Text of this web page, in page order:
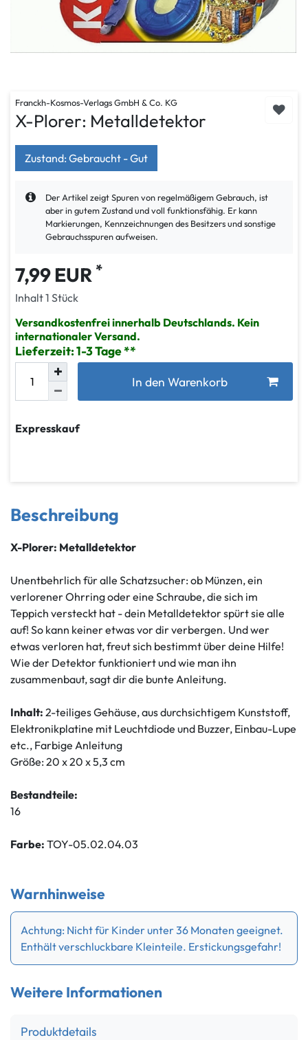
Franckh-Kosmos-Verlags GmbH & Co. KG
X-Plorer: Metalldetektor
Zustand: Gebraucht - Gut
Der Artikel zeigt Spuren von regelmäßigem Gebrauch, ist
aber in gutem Zustand und voll funktionsfähig. Er kann
Markierungen, Kennzeichnungen des Besitzers und sonstige
Gebrauchsspuren aufweisen.
7,99 EUR *
Inhalt1 Stück
Versandkostenfrei innerhalb Deutschlands. Kein
internationaler Versand.
Lieferzeit: 1-3 Tage
In den Warenkorb
Expresskauf
Beschreibung
X-Plorer: Metalldetektor
Unentbehrlich für alle Schatzsucher: ob Münzen, ein
verlorener Ohrring oder eine Schraube, die sich im
Teppich versteckt hat - dein Metalldetektor spürt sie alle
auf! So kann keiner etwas vor dir verbergen. Und wer
etwas verloren hat, freut sich bestimmt über deine Hilfe!
Wie der Detektor funktioniert und wie man ihn
zusammenbaut, sagt dir die bunte Anleitung.
Inhalt: 2-teiliges Gehäuse, aus durchsichtigem Kunststoff,
Elektronikplatine mit Leuchtdiode und Buzzer, Einbau-Lupe
etc., Farbige Anleitung
Größe: 20 x 20 x 5,3 cm
Bestandteile:
16
Farbe: TOY-05.02.04.03
Warnhinweise
Achtung: Nicht für Kinder unter 36 Monaten geeignet.
Enthält verschluckbare Kleinteile. Erstickungsgefahr!
Weitere Informationen
Produktdetails